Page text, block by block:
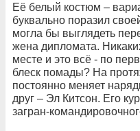
Её белый костюм –
буквально поразил
могла бы выглядеть
жена дипломата.
месте и это всё - по
блеск помады? На
постоянно меняет
друг – Эл Китсон. Его
загран-